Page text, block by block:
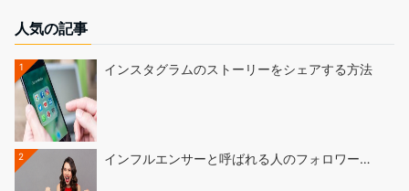
人気の記事
1 インスタグラムのストーリーをシェアする方法
2 インフルエンサーと呼ばれる人のフォロワー…